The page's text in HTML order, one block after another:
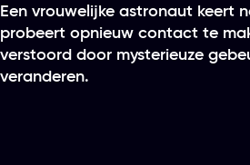
Een vrouwelijke astronaut keert
probeert opnieuw contact te
verstoord door mysterieuze
veranderen.